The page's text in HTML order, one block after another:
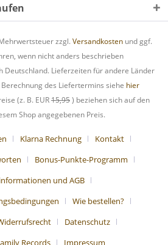
zzgl. Versandkosten und ggf.
wenn nicht anders beschrieben
Lieferzeiten für andere Länder
des Liefertermins siehe hier
(z. B. EUR15,95) beziehen sich auf den
Shop angegebenen Preis.
Klarna Rechnung
Kontakt
Bonus-Punkte-Programm
und AGB
Wie bestellen?
Datenschutz
Records
Impressum